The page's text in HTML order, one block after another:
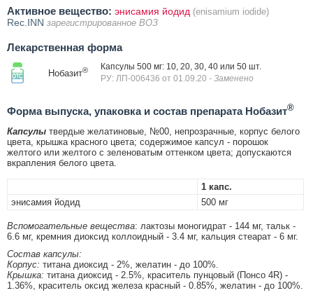
Активное вещество: энисамия йодид (enisamium iodide)
Rec.INN зарегистрированное ВОЗ
Лекарственная форма
Нобазит®
Капсулы 500 мг: 10, 20, 30, 40 или 50 шт.
РУ: ЛП-006436 от 01.09.20 - Заменено
Форма выпуска, упаковка и состав препарата Нобазит®
Капсулы твердые желатиновые, №00, непрозрачные, корпус белого
цвета, крышка красного цвета; содержимое капсул - порошок
желтого или желтого с зеленоватым оттенком цвета; допускаются
вкрапления белого цвета.
1 капс.
энисамия йодид
500 мг
Вспомогательные вещества: лактозы моногидрат - 144 мг, тальк -
6.6 мг, кремния диоксид коллоидный - 3.4 мг, кальция стеарат - 6 мг.
Состав капсулы:
Корпус: титана диоксид - 2%, желатин - до 100%.
Крышка: титана диоксид - 2.5%, краситель пунцовый (Понсо 4R) -
1.36%, краситель оксид железа красный - 0.85%, желатин - до 100%.